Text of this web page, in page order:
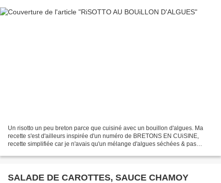
Un risotto un peu breton parce que cuisiné avec un bouillon d'algues. Ma
recette s'est d'ailleurs inspirée d'un numéro de BRETONS EN CUiSINE,
recette simplifiée car je n'avais qu'un mélange d'algues séchées & pas
SALADE DE CAROTTES, SAUCE CHAMOY